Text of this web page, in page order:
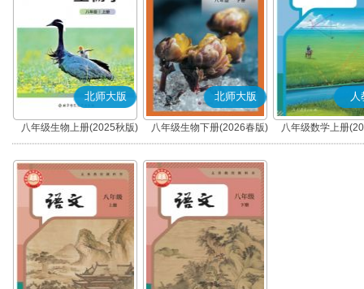
北师大版
八年级生物上册(2025秋版)
北师大版
八年级生物下册(2026春版)
人
八年级数学上册